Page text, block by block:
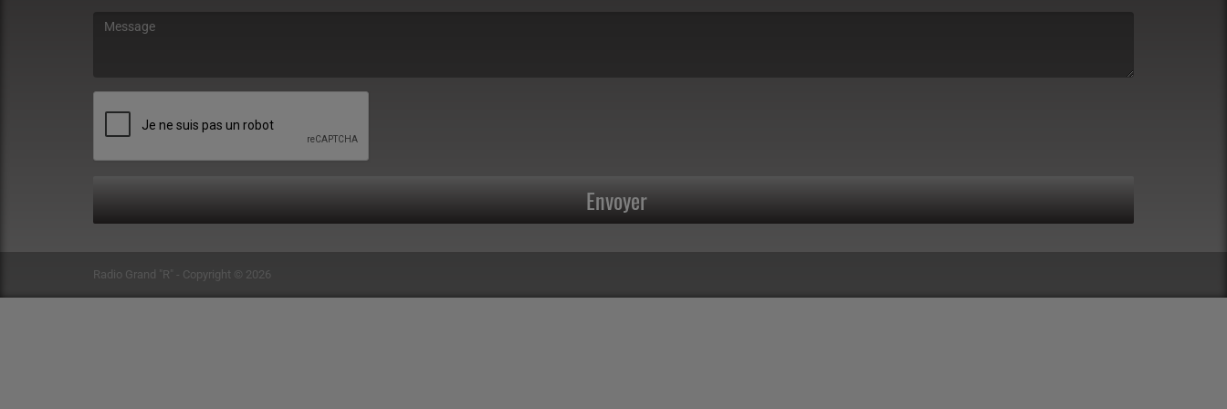
Envoyer
Radio Grand "R" - Copyright © 2026